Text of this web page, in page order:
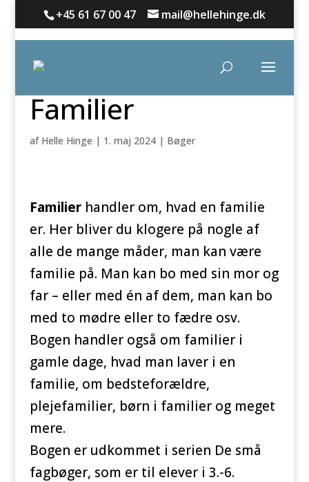
+45 61 67 00 47 mail@hellehinge.dk
Familier
af Helle Hinge | 1. maj 2024| Bøger
Familier handler om, hvad en familie
er. Her bliver du klogere på nogle af
alle de mange måder, man kan være
familie på. Man kan bo med sin mor og
far – eller med én af dem, man kan bo
med to mødre eller to fædre osv.
Bogen handler også om familier i
gamle dage, hvad man laver i en
familie, om bedsteforældre,
plejefamilier, børn i familier og meget
mere.
Bogen er udkommet i serien De små
fagbøger, som er til elever i 3.-6.